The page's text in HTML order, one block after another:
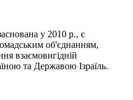
у 2010 р., є
об'єднанням,
взаємовигідній
та Державою Ізраїль.